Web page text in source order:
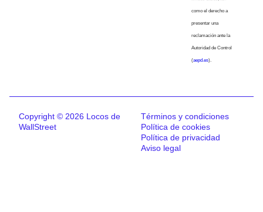
como el derecho a
presentar una
reclamación ante la
Autoridad de Control
(aepd.es).
Copyright © 2026 Locos de
WallStreet
Términos y condiciones
Política de cookies
Política de privacidad
Aviso legal